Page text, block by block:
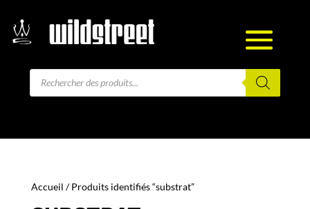
Recherche
Accueil / Produits identifiés “substrat”